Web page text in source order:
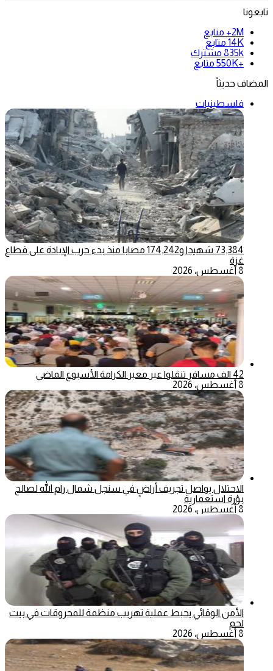
تابعونا
2M+
متابع
14K متابع
835k مشترك
+550K
متابع
المضاف حديثاً
فلسطينيات
73,384 شهيدا و174,242 مصابا منذ بدء حرب الإبادة على قطاع
غزة
8 أغسطس، 2026
42 الف مسافر تنقلوا عبر معبر الكرامة الأسبوع الماضي
8 أغسطس، 2026
الاحتلال يواصل تجريف أراضٍ في سنجل شمال رام الله لصالح
بؤرة استعمارية
8 أغسطس، 2026
الأمن الوقائي يحبط عملية تهريب منظمة للمحروقات في بيت
لحم
8 أغسطس، 2026